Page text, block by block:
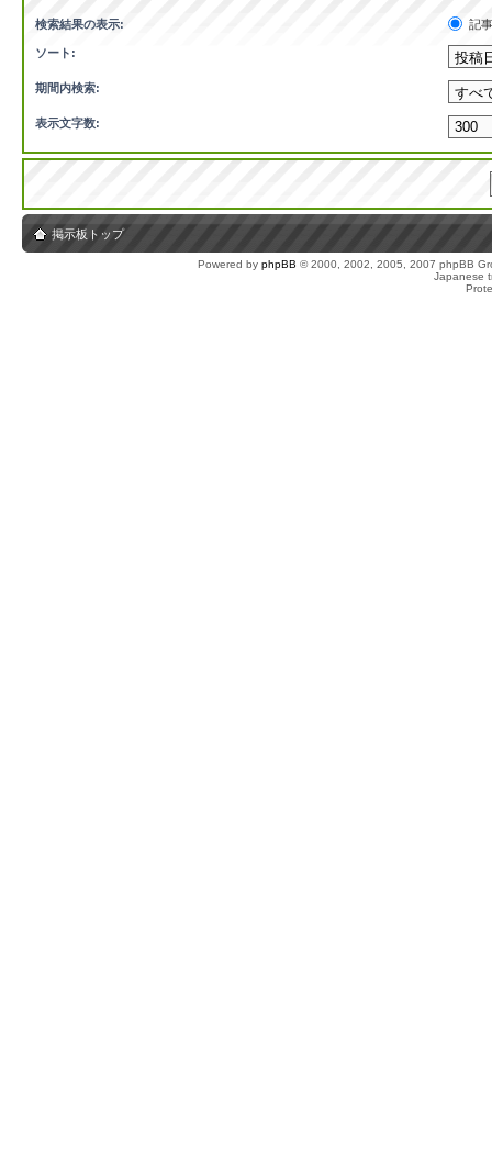
検索結果の表示: 記事
ソート:
期間内検索:
表示文字数:
掲示板トップ
Powered by phpBB © 2000, 2002, 2005, 2007 phpBB
Japanese